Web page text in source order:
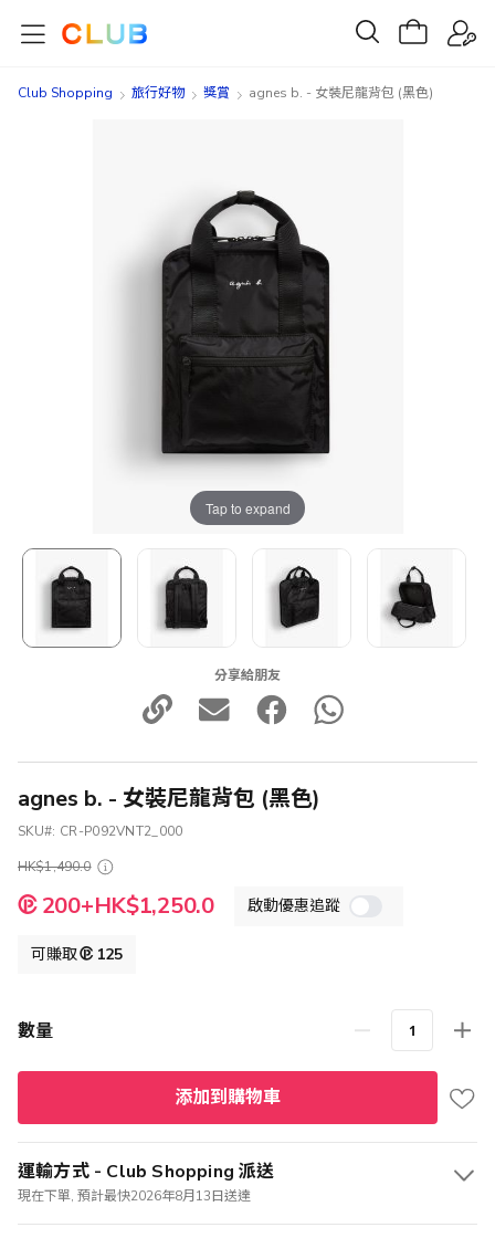
Club Shopping 旅行好物 獎賞 agnes b. - 女裝尼龍背包 (黑色)
Tap to expand
分享給朋友
agnes b. - 女裝尼龍背包 (黑色)
SKU
CR-P092VNT2_000
HK$1,490.0
特
殊
啟動優惠追蹤
200+HK$1,250.0
可賺取 125
數量
添加到購物車
運輸方式 - Club Shopping 派送
現在下單, 預計最快2026年8月13日送達